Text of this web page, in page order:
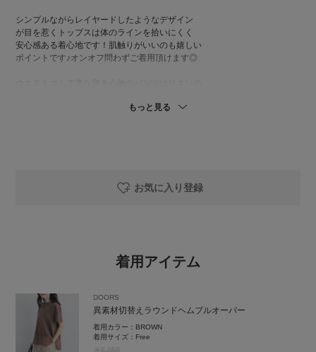
シンプルながらレイヤードしたようなデザイン
が目を惹くトップスは体のラインを拾いにくく
安心感ある着心地です！肌触りがいいのも嬉しい
ポイントです♪オンオフ問わずご着用頂けます◎
暑くなるこれからの季節に重宝します！！
もっと見る
お気に入り登録
着用アイテム
DOORS
異素材切替えラウンドヘムプルオーバー
着用カラー： BROWN
着用サイズ： Free